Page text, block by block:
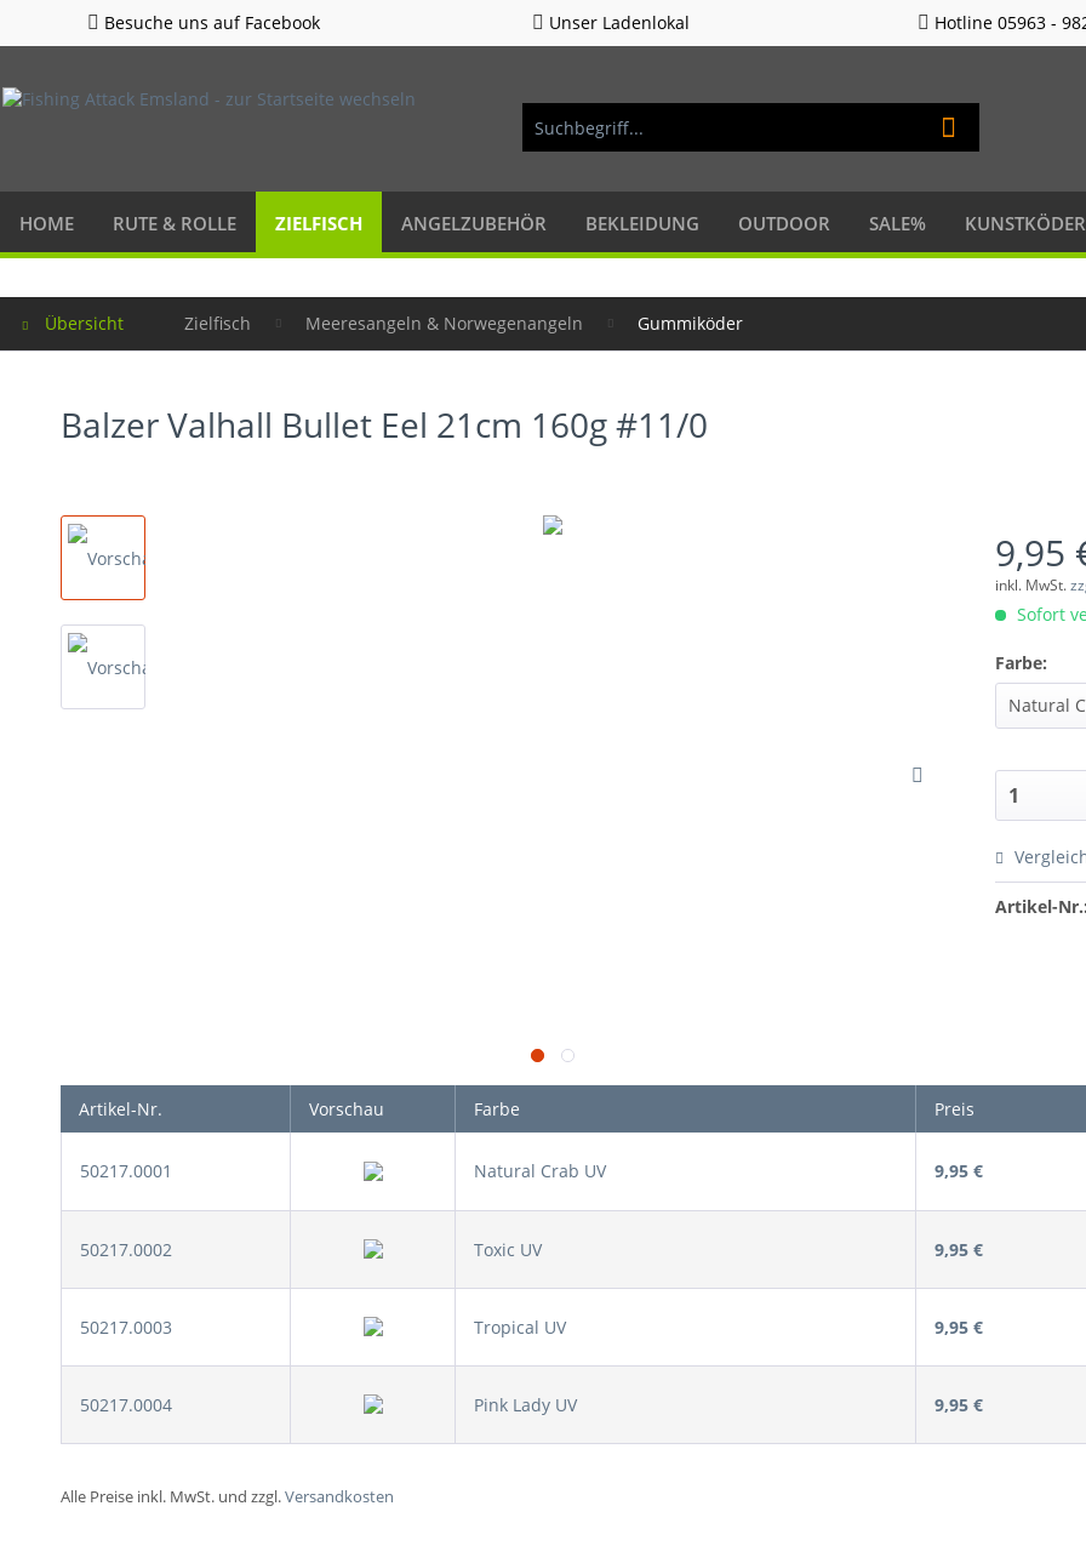
Besuche uns auf Facebook Unser Ladenlokal Hotline 05963 -
HOME RUTE & ROLLE ZIELFISCH ANGELZUBEHÖR BEKLEIDUNG OUTDOOR SALE% KUNSTKÖDER
Übersicht Zielfisch Meeresangeln & Norwegenangeln Gummiköder
Balzer Valhall Bullet Eel 21cm 160g #11/0
9,95
inkl. MwSt.
Sofort
Farbe:
Artikel-Nr.:
Artikel-Nr. Vorschau Farbe Preis
50217.0001 Natural Crab UV 9,95 €
50217.0002 Toxic UV 9,95 €
50217.0003 Tropical UV 9,95 €
50217.0004 Pink Lady UV 9,95 €
Alle Preise inkl. MwSt. und zzgl.Versandkosten